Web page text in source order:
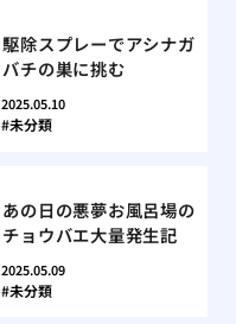
駆除スプレーでアシナガ
バチの巣に挑む
2025.05.10
未分類
あの日の悪夢お風呂場の
チョウバエ大量発生記
2025.05.09
未分類